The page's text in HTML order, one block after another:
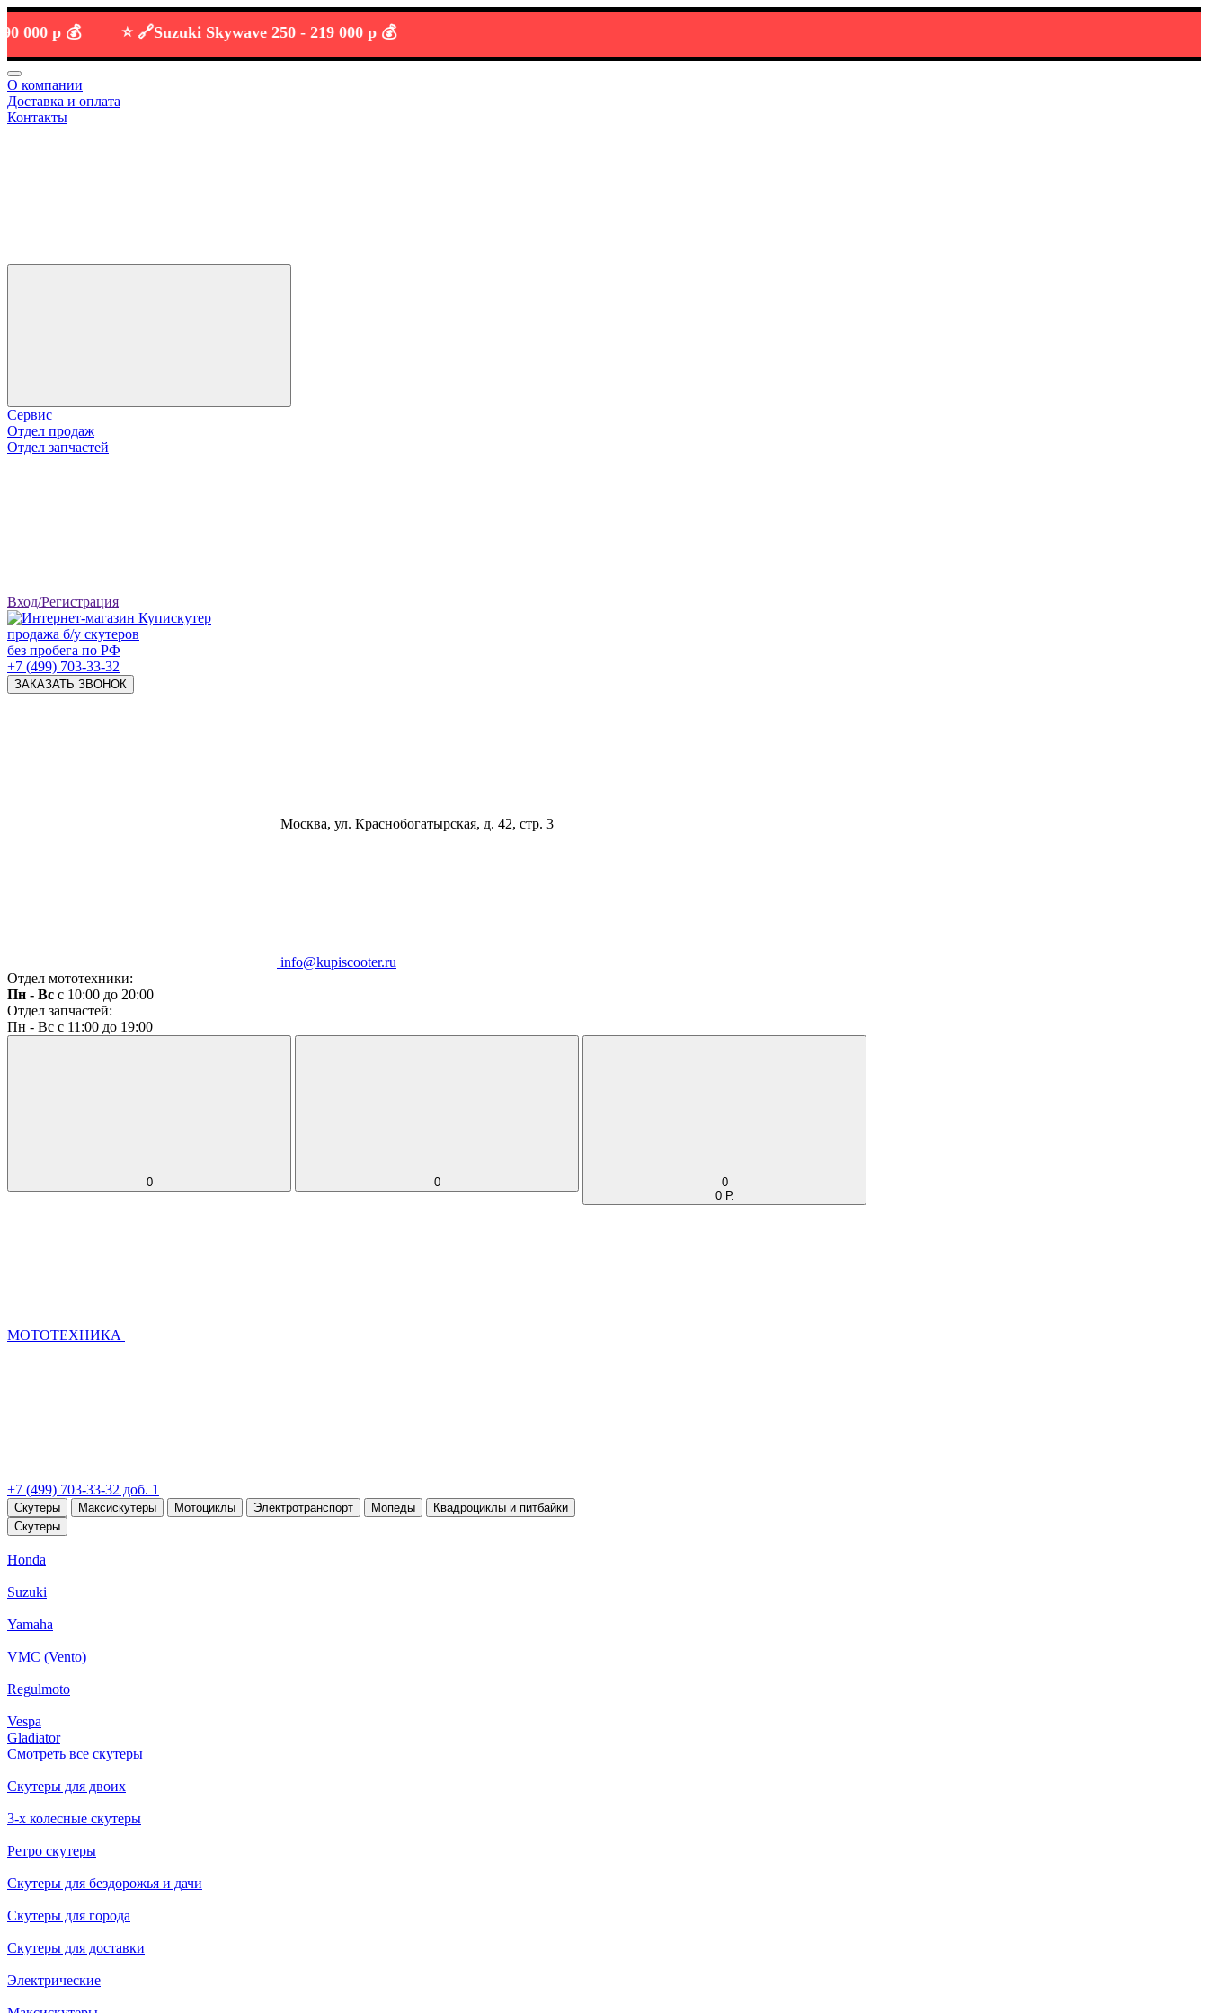
р 💰 Suzuki Skywave 250 -219 000 р 💰
О компании
Доставка и оплата
Контакты
Сервис
Отдел продаж
Отдел запчастей
Вход/Регистрация
продажа б/у скутеров
без пробега по РФ
+7 (499) 703-33-32
ЗАКАЗАТЬ ЗВОНОК
Москва, ул. Краснобогатырская, д. 42, стр. 3
info@kupiscooter.ru
Отдел мототехники:
Пн - Вс с 10:00 до 20:00
Отдел запчастей:
Пн - Вс с 11:00 до 19:00
0 0
0
0 Р.
МОТОТЕХНИКА
+7 (499) 703-33-32 доб. 1
Скутеры Максискутеры Мотоциклы Электротранспорт Мопеды
Квадроциклы и питбайки
Скутеры
Honda
Suzuki
Yamaha
VMC (Vento)
Regulmoto
Vespa
Gladiator
Смотреть все скутеры
Скутеры для двоих
3-х колесные скутеры
Ретро скутеры
Скутеры для бездорожья и дачи
Скутеры для города
Скутеры для доставки
Электрические